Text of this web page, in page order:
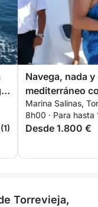
Navega, nada
mediterráneo
momentos de
Marina Salinas,
8h00 · Para hasta
Desde 1.800 €
Torrevieja,